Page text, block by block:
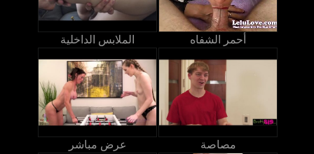
الملابس الداخلية أحمر الشفاه
عرض مباشر مصاصة